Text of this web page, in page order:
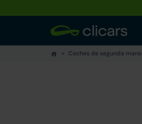
Coches de segunda mano